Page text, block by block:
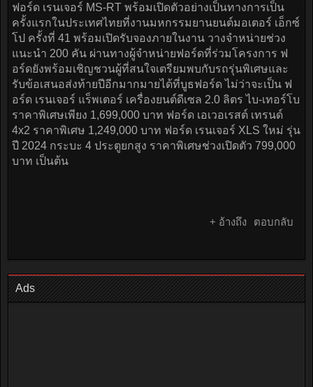
ฟอร์ด เรนเจอร์ MS-RT พร้อมเปิดตัวอย่างเป็นทางการเป็น
ครั้งแรกในประเทศไทยที่งานมหกรรมยานยนต์มอเตอร์ เอ็กซ์
โป ครั้งที่ 41 พร้อมเปิดรับจองภายในงาน วางจำหน่ายช่วง
แนะนำ 200 คัน ผ่านทางผู้จำหน่ายฟอร์ดที่ร่วมโครงการ ฟ
อร์ดยังพร้อมเชิญชวนผู้ที่สนใจเตรียมพบกับรถรุ่นพิเศษและ
รับข้อเสนอส่งท้ายปีอีกมากมายได้ที่บูธฟอร์ด ไม่ว่าจะเป็น ฟ
อร์ด เรนเจอร์ แร็พเตอร์ เครื่องยนต์ดีเซล 2.0 ลิตร ไบ-เทอร์โบ
ราคาพิเศษเพียง 1,699,000 บาท ฟอร์ด เอเวอเรสต์ เทรนด์
4x2 ราคาพิเศษ 1,249,000 บาท ฟอร์ด เรนเจอร์ XLS ใหม่ รุ่น
ปี 2024 กระบะ 4 ประตูยกสูง ราคาพิเศษช่วงเปิดตัว 799,000
บาท เป็นต้น
+ อ้างถึง ตอบกลับ
Ads